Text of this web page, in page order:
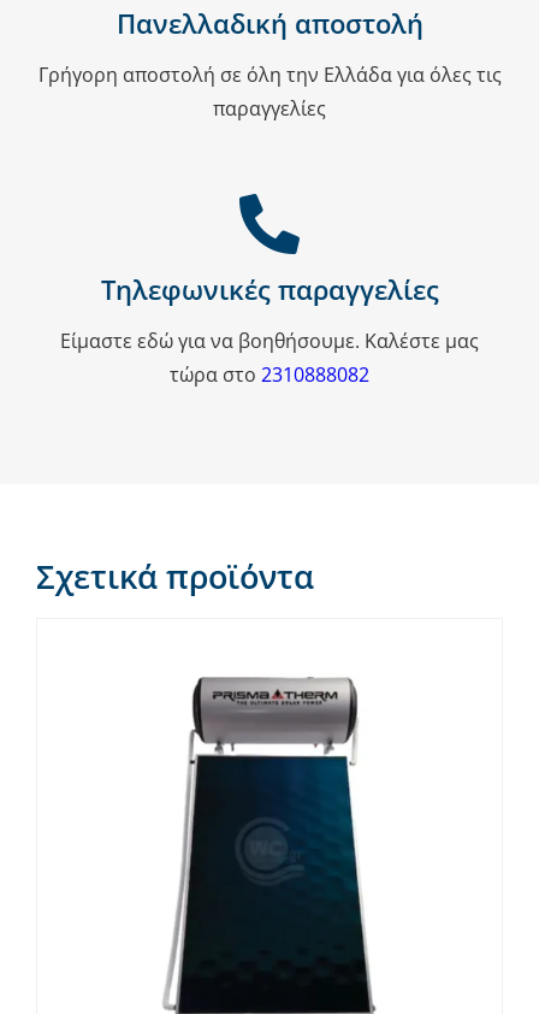
Πανελλαδική αποστολή
Γρήγορη αποστολή σε όλη την Ελλάδα για όλες τις
παραγγελίες
Τηλεφωνικές παραγγελίες
Είμαστε εδώ για να βοηθήσουμε. Καλέστε μας
τώρα στο 2310888082
Σχετικά προϊόντα